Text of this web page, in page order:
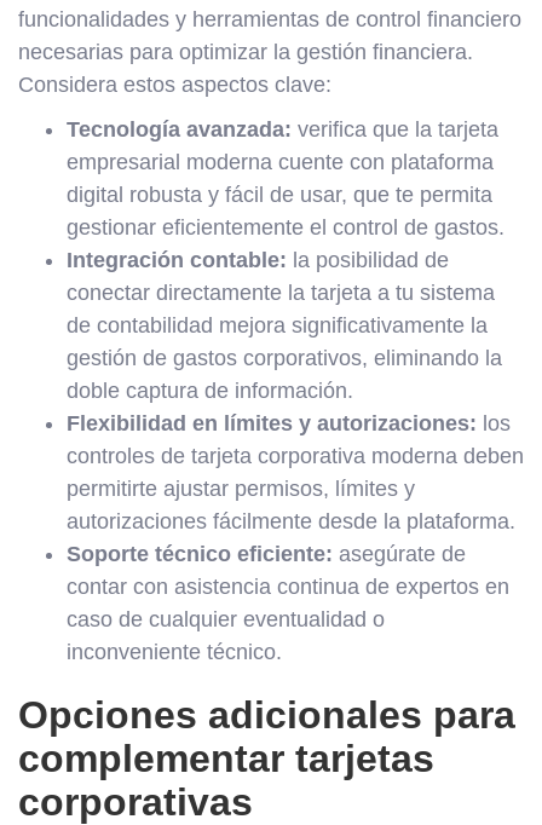
funcionalidades y herramientas de control financiero
necesarias para optimizar la gestión financiera.
Considera estos aspectos clave:
Tecnología avanzada: verifica que la tarjeta
empresarial moderna cuente con plataforma
digital robusta y fácil de usar, que te permita
gestionar eficientemente el control de gastos.
Integración contable: la posibilidad de
conectar directamente la tarjeta a tu sistema
de contabilidad mejora significativamente la
gestión de gastos corporativos, eliminando la
doble captura de información.
Flexibilidad en límites y autorizaciones: los
controles de tarjeta corporativa moderna deben
permitirte ajustar permisos, límites y
autorizaciones fácilmente desde la plataforma.
Soporte técnico eficiente: asegúrate de
contar con asistencia continua de expertos en
caso de cualquier eventualidad o
inconveniente técnico.
Opciones adicionales para
complementar tarjetas
corporativas